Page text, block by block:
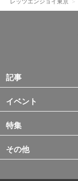
記事
イベント
特集
その他